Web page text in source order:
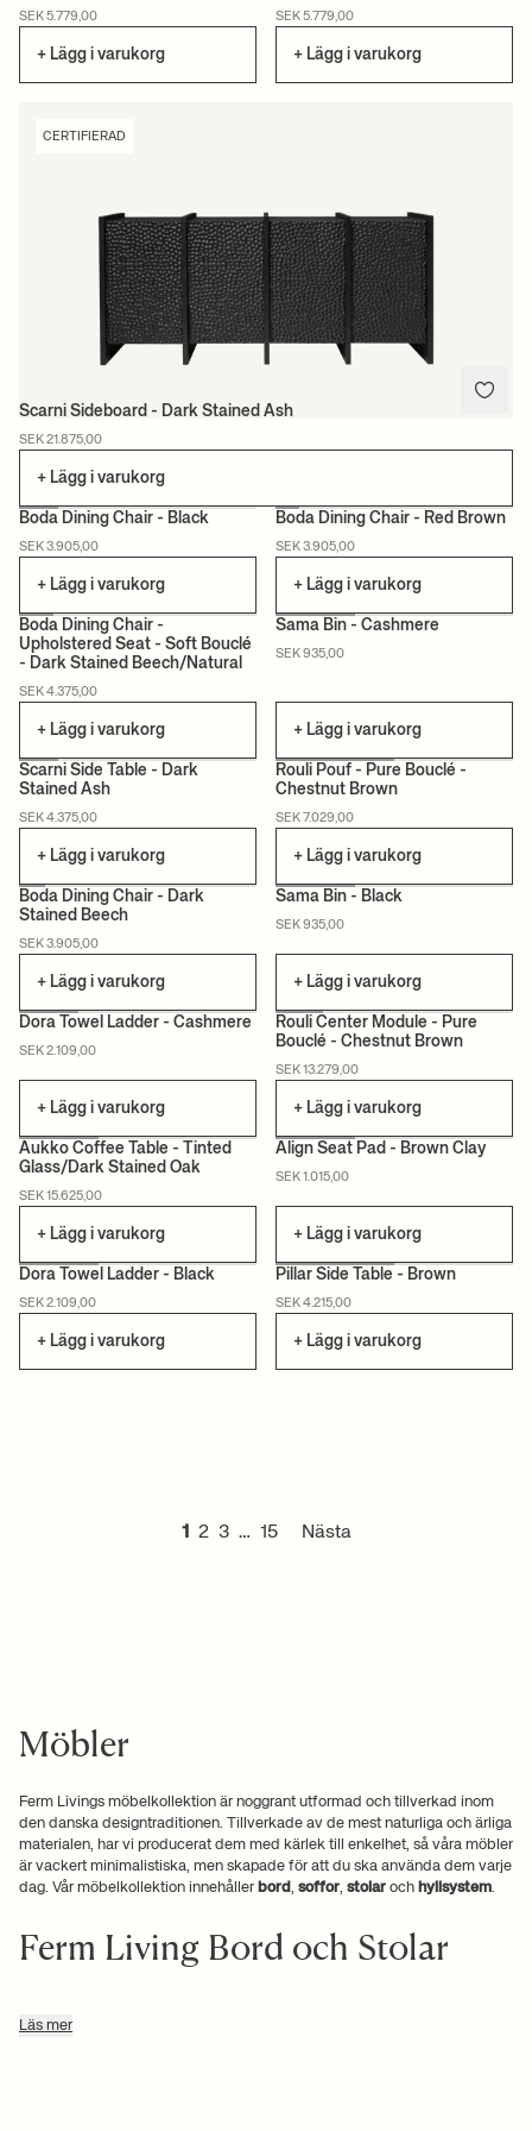
CERTIFIERAD
SEK 5.779,00
+ Lägg i varukorg
CERTIFIERAD
SEK 5.779,00
+ Lägg i varukorg
CERTIFIERAD
Scarni Sideboard - Dark Stained Ash
SEK 21.875,00
+ Lägg i varukorg
CERTIFIERAD
Boda Dining Chair - Black
SEK 3.905,00
+ Lägg i varukorg
CERTIFIERAD
Boda Dining Chair - Red Brown
SEK 3.905,00
+ Lägg i varukorg
CERTIFIERAD
Boda Dining Chair -
Upholstered Seat - Soft Bouclé
- Dark Stained Beech/Natural
SEK 4.375,00
+ Lägg i varukorg
Sama Bin - Cashmere
SEK 935,00
+ Lägg i varukorg
CERTIFIERAD
Scarni Side Table - Dark
Stained Ash
SEK 4.375,00
+ Lägg i varukorg
Rouli Pouf - Pure Bouclé -
Chestnut Brown
SEK 7.029,00
+ Lägg i varukorg
CERTIFIERAD
Boda Dining Chair - Dark
Stained Beech
SEK 3.905,00
+ Lägg i varukorg
Sama Bin - Black
SEK 935,00
+ Lägg i varukorg
Dora Towel Ladder - Cashmere
SEK 2.109,00
+ Lägg i varukorg
Rouli Center Module - Pure
Bouclé - Chestnut Brown
SEK 13.279,00
+ Lägg i varukorg
CERTIFIERAD
Aukko Coffee Table - Tinted
Glass/Dark Stained Oak
SEK 15.625,00
+ Lägg i varukorg
Align Seat Pad - Brown Clay
SEK 1.015,00
+ Lägg i varukorg
Dora Towel Ladder - Black
SEK 2.109,00
+ Lägg i varukorg
Pillar Side Table - Brown
SEK 4.215,00
+ Lägg i varukorg
1 2 3 … 15 Nästa
Möbler
Ferm Livings möbelkollektion är noggrant utformad och tillverkad inom
den danska designtraditionen. Tillverkade av de mest naturliga och ärliga
materialen, har vi producerat dem med kärlek till enkelhet, så våra möbler
är vackert minimalistiska, men skapade för att du ska använda dem varje
dag. Vår möbelkollektion innehåller bord, soffor, stolar och hyllsystem.
Ferm Living Bord och Stolar
bord. Med Mingle-serien av bordsskivor och bockar kan du skapa ett
Läs mer